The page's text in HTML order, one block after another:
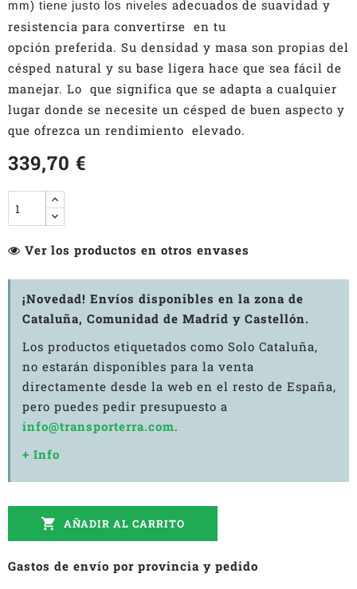
mm) tiene justo los niveles adecuados de suavidad y
resistencia para convertirse en tu
opción preferida. Su densidad y masa son propias del
césped natural y su base ligera hace que sea fácil de
manejar. Lo que significa que se adapta a cualquier
lugar donde se necesite un césped de buen aspecto y
que ofrezca un rendimiento elevado.
339,70 €
Ver los productos en otros envases
¡Novedad! Envíos disponibles en la zona de
Cataluña, Comunidad de Madrid y Castellón.
Los productos etiquetados como Solo Cataluña,
no estarán disponibles para la venta
directamente desde la web en el resto de España,
pero puedes pedir presupuesto a
info@transporterra.com.
+ Info
 AÑADIR AL CARRITO
Gastos de envío por provincia y pedido